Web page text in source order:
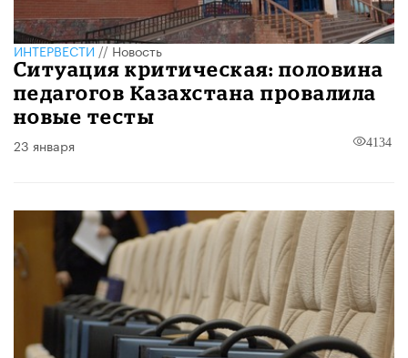
ИНТЕРВЕСТИ//Новость
Ситуация критическая: половина
педагогов Казахстана провалила
новые тесты
23 января 4134